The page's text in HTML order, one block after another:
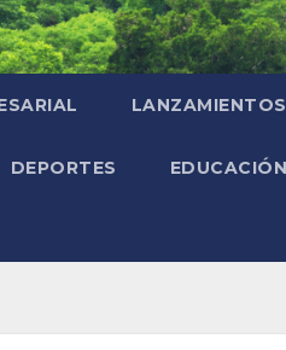
LANZAMIENTOS
DEPORTES EDUCACIÓN